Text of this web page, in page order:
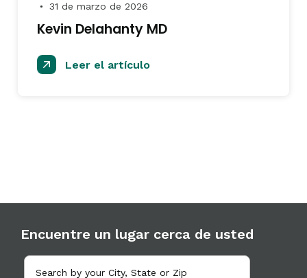
● 31 de marzo de 2026
Kevin Delahanty MD
Leer el artículo
Encuentre un lugar cerca de usted